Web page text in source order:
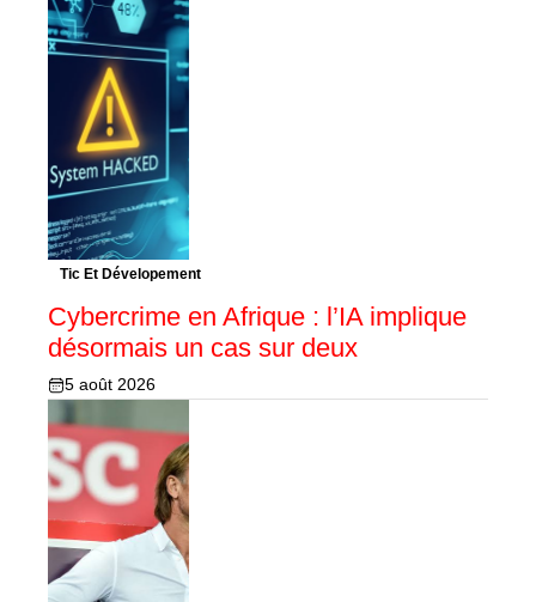
Tic Et Dévelopement
Cybercrime en Afrique : l’IA implique
désormais un cas sur deux
5 août 2026